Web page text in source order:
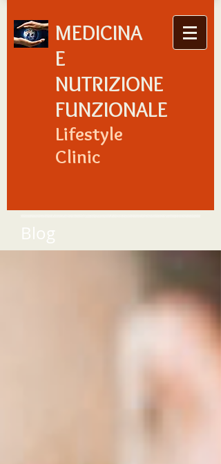
MEDICINA
E
NUTRIZIONE
FUNZIONALE
Lifestyle
Clinic
Blog